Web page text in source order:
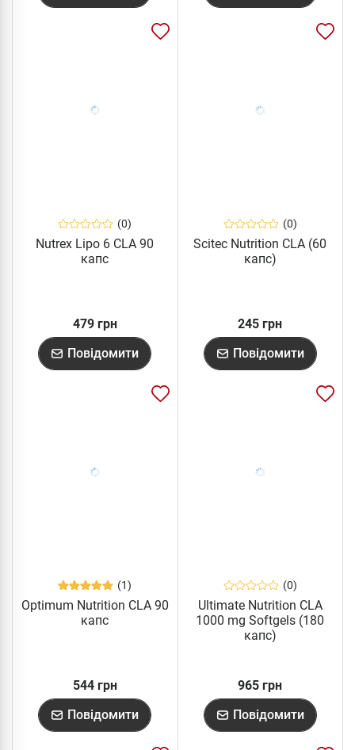
(0)
Nutrex Lipo 6 CLA 90
капс
479 грн
Повідомити
(0)
Scitec Nutrition CLA (60
капс)
245 грн
Повідомити
(1)
Optimum Nutrition CLA 90
капс
544 грн
Повідомити
(0)
Ultimate Nutrition CLA
1000 mg Softgels (180
капс)
965 грн
Повідомити